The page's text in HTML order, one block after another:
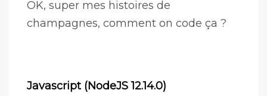
OK, super mes histoires de
champagnes, comment on code ça ?
Javascript (NodeJS 12.14.0)